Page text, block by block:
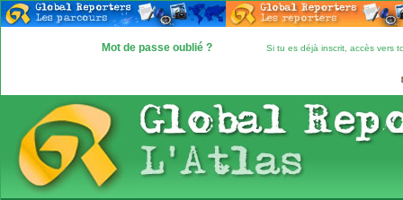
Mot de passe oublié ? Si tu es déjà inscrit, accès vers